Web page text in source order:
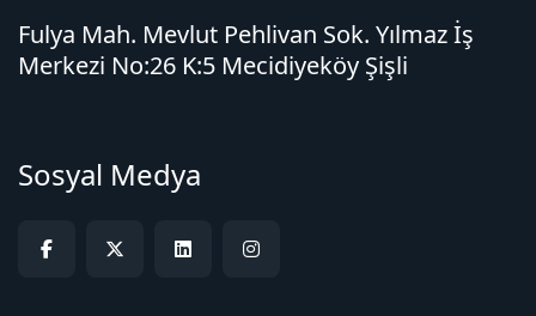
Fulya Mah. Mevlut Pehlivan Sok. Yılmaz İş
Merkezi No:26 K:5 Mecidiyeköy Şişli
Sosyal Medya